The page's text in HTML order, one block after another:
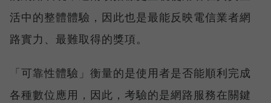
活中的整體體驗，因此也是最能反映電信業者網
路實力、最難取得的獎項。
「可靠性體驗」衡量的是使用者是否能順利完成
各種數位應用，因此，考驗的是網路服務在關鍵